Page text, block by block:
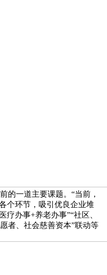
的一道主要课题。“当前，
个环节，吸引优良企业堆
疗办事+养老办事”“社区、
者、社会慈善资本”联动等